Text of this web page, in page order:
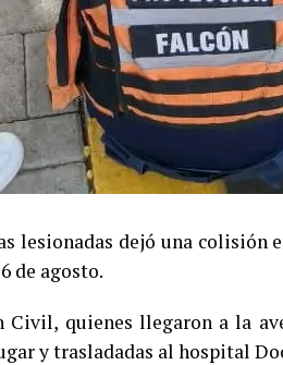
lesionadas dejó una
de agosto.
Civil, quienes llegaron a la
y trasladadas al hospital